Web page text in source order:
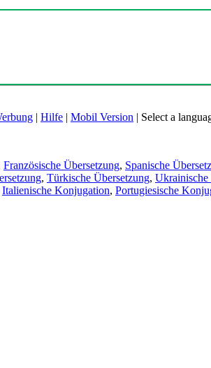
| Hilfe | Mobil Version | Select a
Französische Übersetzung, Spanische
, Türkische Übersetzung, Ukrainische
Italienische Konjugation, Portugiesische